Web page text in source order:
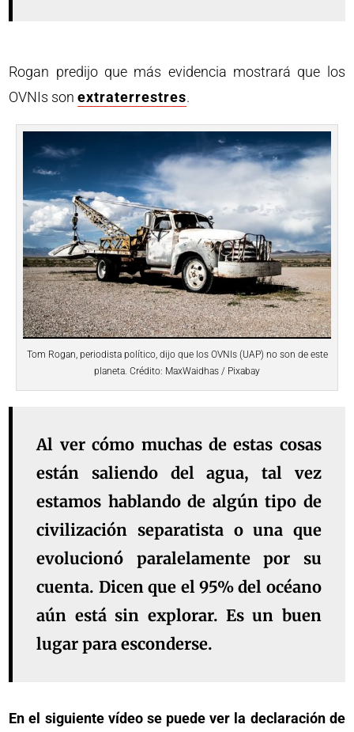
Rogan predijo que más evidencia mostrará que los
OVNIs sonextraterrestres.
Tom Rogan, periodista político, dijo que los OVNIs (UAP) no son de este
planeta. Crédito: MaxWaidhas / Pixabay
Al ver cómo muchas de estas cosas
están saliendo del agua, tal vez
estamos hablando de algún tipo de
civilización separatista o una que
evolucionó paralelamente por su
cuenta. Dicen que el 95% del océano
aún está sin explorar. Es un buen
lugar para esconderse.
En el siguiente vídeo se puede ver la declaración de